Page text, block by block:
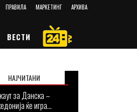
ПРАВИЛА МАРКЕТИНГ АРХИВА
ВЕСТИ
НАЈЧИТАНИ
за Данска –
ќе игра...